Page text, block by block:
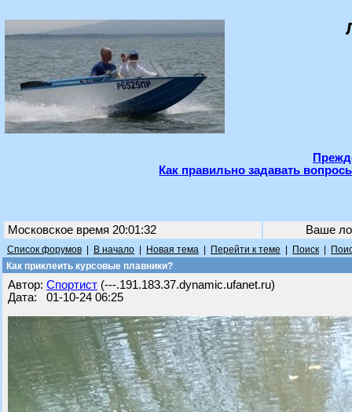
Как правильно задавать
Московское время 20:01:32 Ваше
Список форумов В начало Новая тема Перейти к теме Поиск
Как приклеить курсовые плавники?
Автор: Спортист (---.191.183.37.dynamic.ufanet.ru)
Дата: 01-10-24 06:25